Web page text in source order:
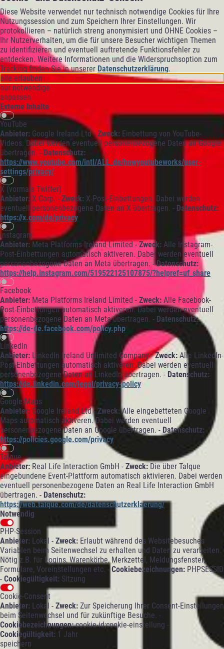
Diese Website verwendet nur technisch notwendige Cookies für Ihre
Nutzungssession und zum Speichern Ihrer Einstellungen. Wir
protokollieren – natürlich streng anonymisiert und OHNE Cookies –
Ihr Nutzerverhalten, um die für unsere Besucher wichtigen Themen
zu identifizieren und eventuell auftretende Funktionsfehler zu
entdecken. Weitere Informationen und die Widerspruchsoption zum
Tracking finden Sie in unserer Datenschutzerklärung.
alle erlauben
nur notwendige
anpassen
Externe Inhalte
YouTube
Anbieter: Google Ireland Ltd -Zweck: Einbettung von YouTube-
Videos. Dabei werden eventuell personenbezogene Daten an Google
übertragen. - Datenschutz:
https://www.youtube.com/intl/ALL_de/howyoutubeworks/user-
settings/privacy/
X (vormals Twitter)
Anbieter: X Corp. - Zweck: X-Post-Einbettungen. Dabei werden
eventuell personenbezogene Daten an X übertragen. - Datenschutz:
https://x.com/de/privacy
instagram
Anbieter:Meta Platforms Ireland Limited -Zweck: Alle Instagram-
Post-Einbettungen automatisch aktiveren. Dabei werden eventuell
personenbezogene Daten an Meta übertragen. -Datenschutz:
https://help.instagram.com/519522125107875/?helpref=uf_share
Facebook
Anbieter: Meta Platforms Ireland Limited - Zweck: Alle Facebook-
Post-Einbettungen automatisch aktiveren. Dabei werden eventuell
personenbezogene Daten an Meta übertragen. - Datenschutz:
https://de-de.facebook.com/policy.php
LinkedIn
Anbieter: LinkedIn Ireland Unlimited Company -Zweck: Alle LinkedIn-
Post-Einbettungen automatisch aktiveren. Dabei werden eventuell
personenbezogene Daten an LinkedIn übertragen. - Datenschutz:
https://de.linkedin.com/legal/privacy-policy
Google Maps
Anbieter: Google Ireland Ltd - Zweck:Alle eingebetteten Google
Maps automatisch aktiveren. Dabei werden eventuell
personenbezogene Daten an Google übertragen. - Datenschutz:
https://policies.google.com/privacy
Talque
Anbieter:Real Life Interaction GmbH - Zweck: Die über Talque
eingebundene Event-Plattform automatisch aktivieren. Dabei werden
eventuell personenbezogene Daten an Real Life Interaction GmbH
übertragen. - Datenschutz:
https://web.talque.com/de/datenschutzerklaerung/
Notwendig
PHP-Session
Anbieter: Lokal - Zweck: Erlaubt während des Websitebesuches
Variablen beim Seitenwechsel zu erhalten und Daten zu verarbeiten.
Nötig z.B. für Logins, Warenkörbe, Merkzettel, Meldungsfenster,
Formulare, Voreinstellungen etc. - Cookiebezeichnungen: PHPSESSID
- Cookiegültigkeit: Sitzung
Cookie-Consent
Anbieter: Lokal - Zweck: Zur Speicherung Ihrer Consent-Einstellungen
beim Seitenwechsel und für zukünftige Besuche. -
Cookiebezeichnungen:cookie-id;cookie-einstellung -
Cookiegültigkeit: 1 Jahr
speichern